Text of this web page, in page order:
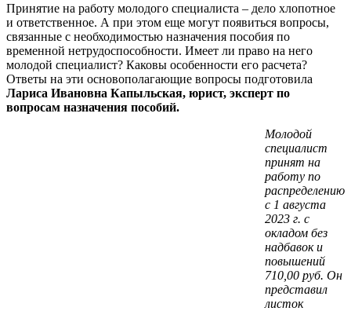
Принятие на работу молодого специалиста – дело хлопотное
и ответственное. А при этом еще могут появиться вопросы,
связанные с необходимостью назначения пособия по
временной нетрудоспособности. Имеет ли право на него
молодой специалист? Каковы особенности его расчета?
Ответы на эти основополагающие вопросы подготовила
Лариса Ивановна Капыльская, юрист, эксперт по
вопросам назначения пособий.
Молодой
специалист
принят на
работу по
распределению
с 1 августа
2023 г. с
окладом без
надбавок и
повышений
710,00 руб. Он
представил
листок